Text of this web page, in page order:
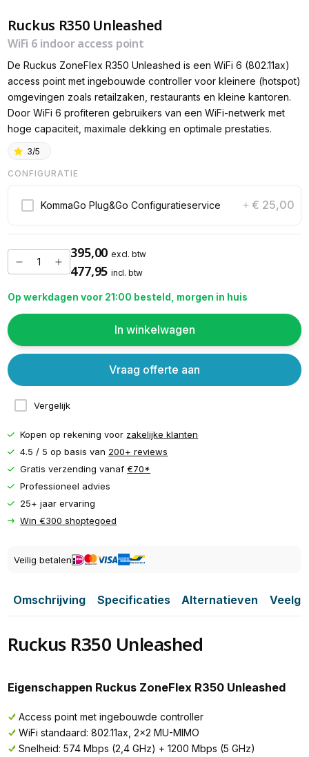
Ruckus R350 Unleashed
WiFi 6 indoor access point
De Ruckus ZoneFlex R350 Unleashed is een WiFi 6 (802.11ax)
access point met ingebouwde controller voor kleinere (hotspot)
omgevingen zoals retailzaken, restaurants en kleine kantoren.
Door WiFi 6 profiteren gebruikers van een WiFi-netwerk met
hoge capaciteit, maximale dekking en optimale prestaties.
3/5
CONFIGURATIE
KommaGo Plug&Go Configuratieservice + € 25,00
395,00 excl. btw
477,95 incl. btw
Op werkdagen voor 21:00 besteld, morgen in huis
In winkelwagen
Vergelijk
Vraag offerte aan
Kopen op rekening voor zakelijke klanten
4.5 / 5 op basis van 200+ reviews
Gratis verzending vanaf€70*
Professioneel advies
25+ jaar ervaring
Win €300 shoptegoed
Veilig betalen
Omschrijving Specificaties Alternatieven
Ruckus R350 Unleashed
Eigenschappen Ruckus ZoneFlex R350 Unleashed
Access point met ingebouwde controller
WiFi standaard: 802.11ax, 2x2 MU-MIMO
Snelheid: 574 Mbps (2,4 GHz) + 1200 Mbps (5 GHz)